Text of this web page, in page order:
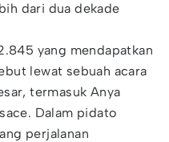
dari dua dekade
yang mendapatkan
lewat sebuah acara
termasuk Anya
Dalam pidato
perjalanan